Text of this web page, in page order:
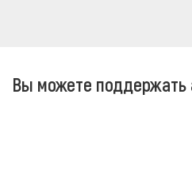
Вы можете поддержать